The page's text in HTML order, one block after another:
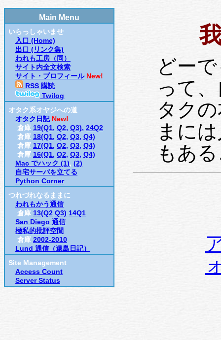
Main Menu
いらっしゃいませ
入口 (Home)
出口 (リンク集)
われも工房（同）
サイト内全文検索
サイト・プロフィール New!
RSS 購読
Twilog
オタク系オヤジへの道
オタク日記 New!
倉庫 19(Q1, Q2, Q3), 24Q2
倉庫 18(Q1, Q2, Q3, Q4)
倉庫 17(Q1, Q2, Q3, Q4)
倉庫 16(Q1, Q2, Q3, Q4)
Mac でハック (1), (2)
自宅サーバを立てる
Python Corner
つれづれなるままに
われもかう通信
倉庫 13(Q2 Q3) 14Q1
San Diego 通信
極私的批評空間
倉庫 2002-2010
Lund 通信（遠島日記）
Site Management
Access Count
Server Status
どー
って
タク
まに
もあ